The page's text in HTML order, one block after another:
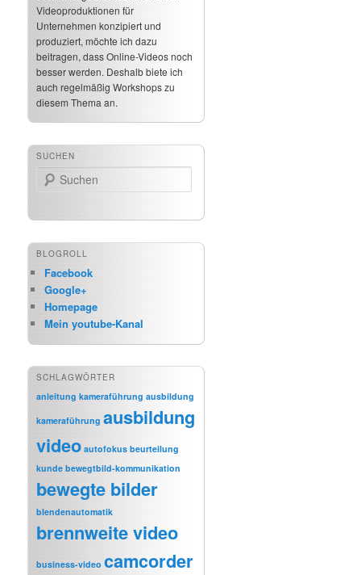
Videoproduktionen für
Unternehmen konzipiert und
produziert, möchte ich dazu
beitragen, dass Online-Videos noch
besser werden. Deshalb biete ich
auch regelmäßig Workshops zu
diesem Thema an.
SUCHEN
Suchen
BLOGROLL
Facebook
Google+
Homepage
Mein youtube-Kanal
SCHLAGWÖRTER
anleitung kameraführung ausbildung
kameraführung ausbildung
video autofokus beurteilung
kunde bewegtbild-kommunikation
bewegte bilder
blendenautomatik
brennweite video
business-video camcorder